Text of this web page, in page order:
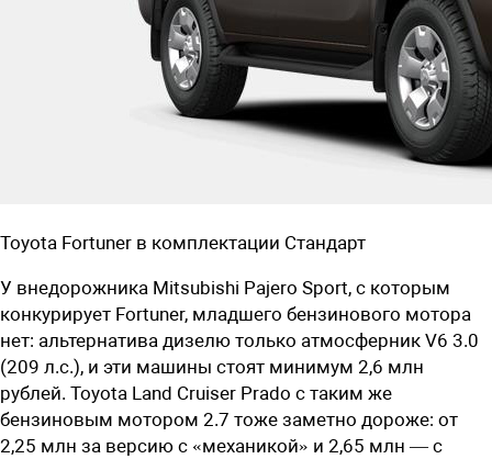
Toyota Fortuner в комплектации Стандарт
У внедорожника Mitsubishi Pajero Sport, с которым
конкурирует Fortuner, младшего бензинового мотора
нет: альтернатива дизелю только атмосферник V6 3.0
(209 л.с.), и эти машины стоят минимум 2,6 млн
рублей. Toyota Land Cruiser Prado с таким же
бензиновым мотором 2.7 тоже заметно дороже: от
2,25 млн за версию с «механикой» и 2,65 млн — с